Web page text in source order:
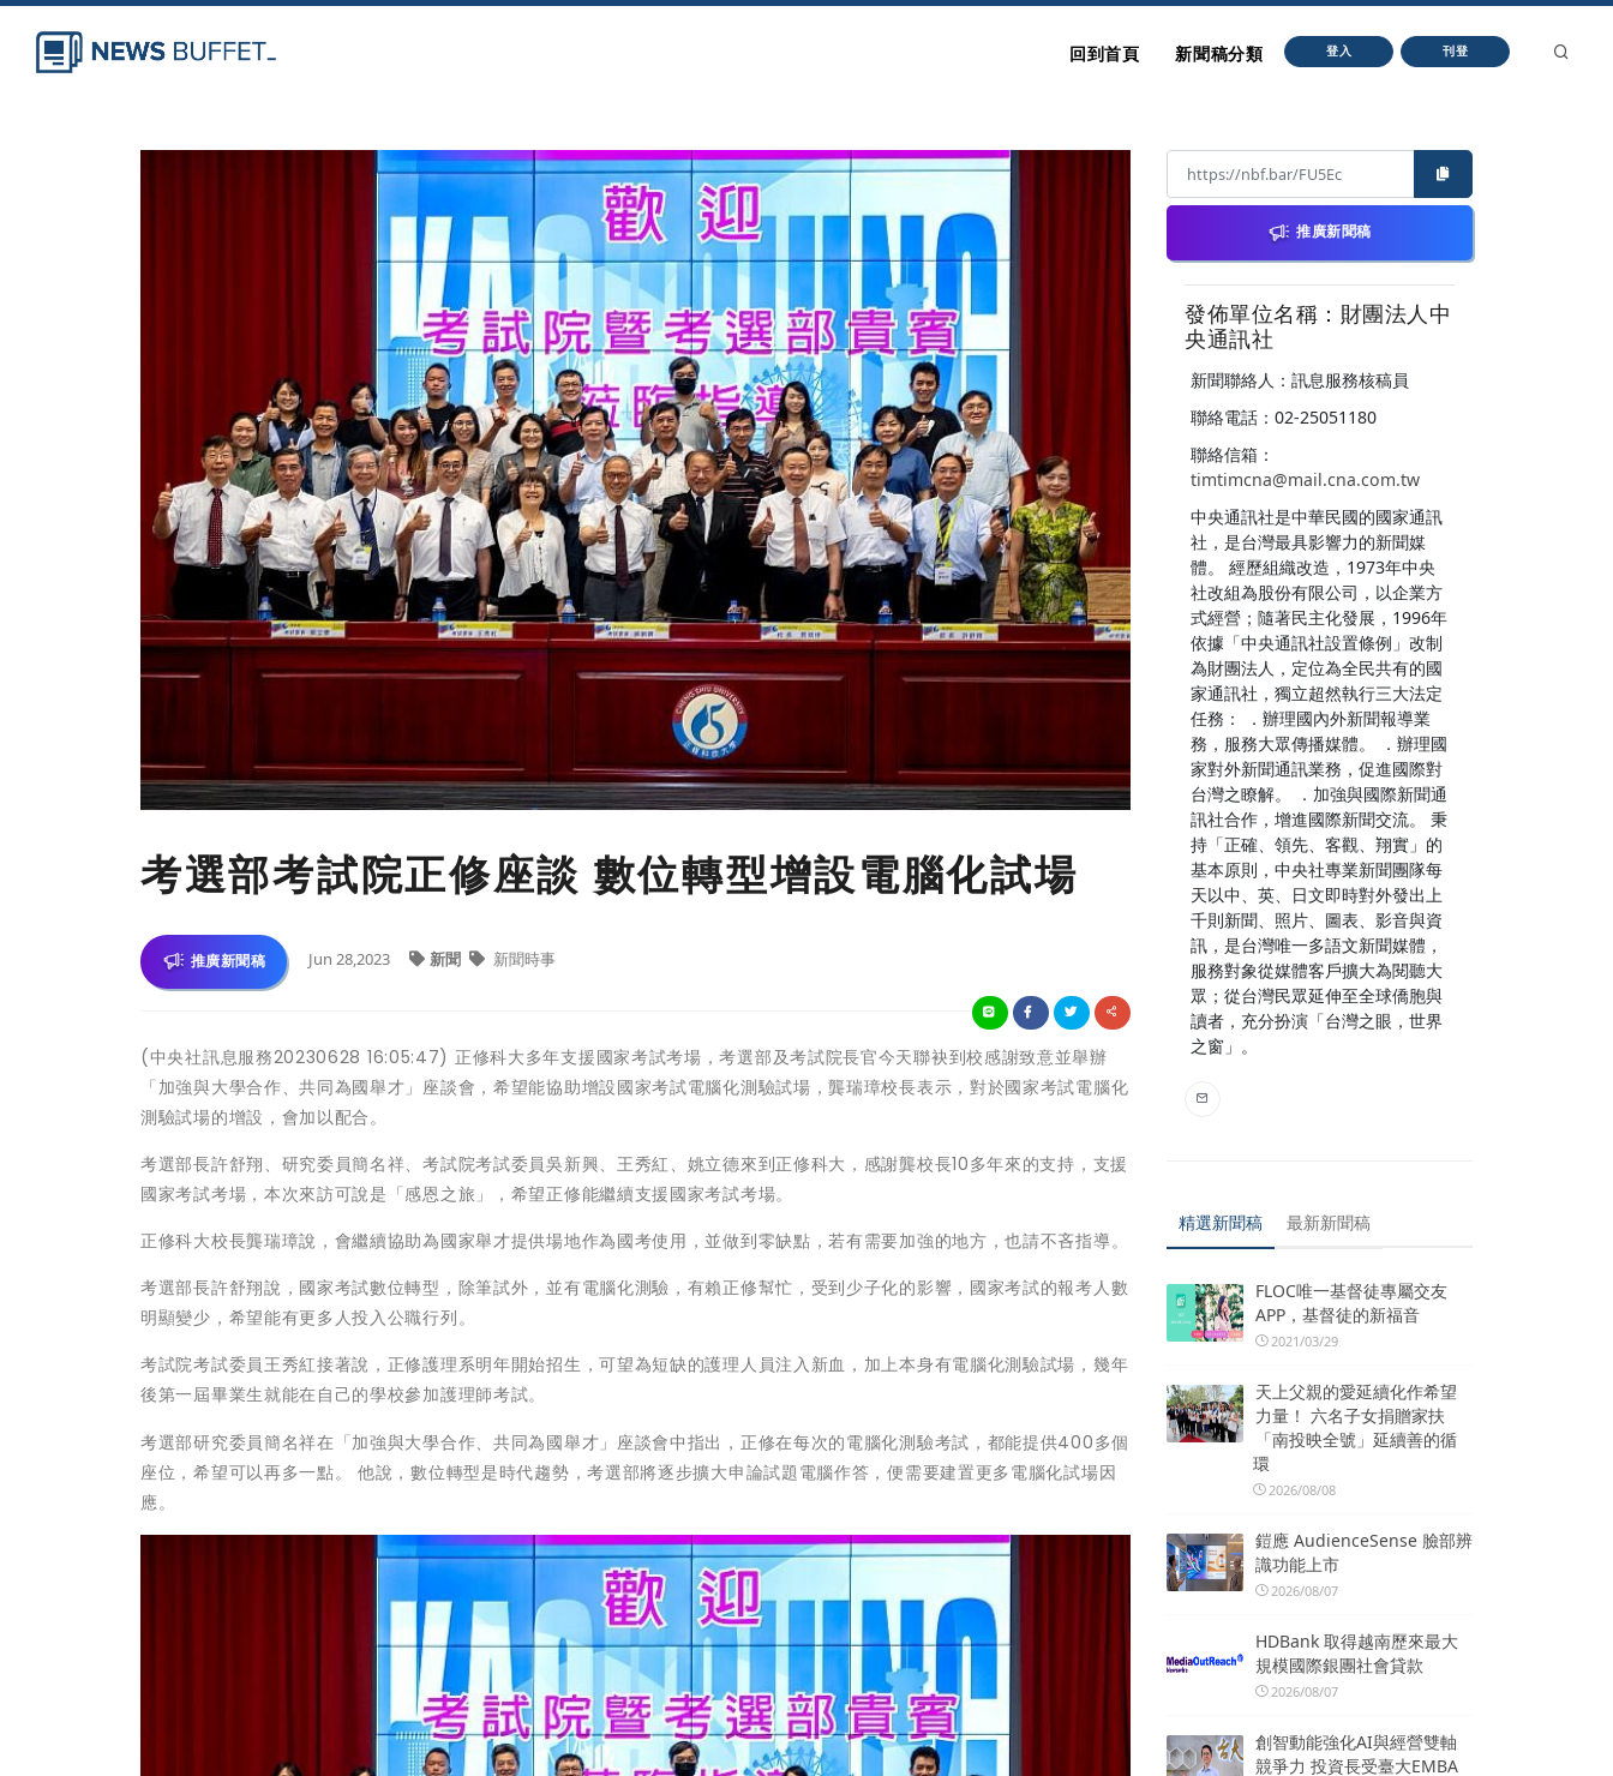
回到首頁 新聞稿分類 登入 刊登
考選部考試院正修座談 數位轉型增設電腦化試場
推廣新聞稿 Jun 28,2023 新聞 新聞時事
(中央社訊息服務20230628 16:05:47) 正修科大多年支援國家考試考場，考選部及考試院長官今天聯袂到校感謝致意並舉辦
「加強與大學合作、共同為國舉才」座談會，希望能協助增設國家考試電腦化測驗試場，龔瑞璋校長表示，對於國家考試電腦化
測驗試場的增設，會加以配合。
考選部長許舒翔、研究委員簡名祥、考試院考試委員吳新興、王秀紅、姚立德來到正修科大，感謝龔校長10多年來的支持，支援
國家考試考場，本次來訪可說是「感恩之旅」，希望正修能繼續支援國家考試考場。
正修科大校長龔瑞璋說，會繼續協助為國家舉才提供場地作為國考使用，並做到零缺點，若有需要加強的地方，也請不吝指導。
考選部長許舒翔說，國家考試數位轉型，除筆試外，並有電腦化測驗，有賴正修幫忙，受到少子化的影響，國家考試的報考人數
明顯變少，希望能有更多人投入公職行列。
考試院考試委員王秀紅接著說，正修護理系明年開始招生，可望為短缺的護理人員注入新血，加上本身有電腦化測驗試場，幾年
後第一屆畢業生就能在自己的學校參加護理師考試。
考選部研究委員簡名祥在「加強與大學合作、共同為國舉才」座談會中指出，正修在每次的電腦化測驗考試，都能提供400多個
座位，希望可以再多一點。 他說，數位轉型是時代趨勢，考選部將逐步擴大申論試題電腦作答，便需要建置更多電腦化試場因
應。
推廣新聞稿
發佈單位名稱：財團法人中
央通訊社
新聞聯絡人：訊息服務核稿員
聯絡電話：02-25051180
聯絡信箱：
timtimcna@mail.cna.com.tw
中央通訊社是中華民國的國家通訊
社，是台灣最具影響力的新聞媒
體。 經歷組織改造，1973年中央
社改組為股份有限公司，以企業方
式經營；隨著民主化發展，1996年
依據「中央通訊社設置條例」改制
為財團法人，定位為全民共有的國
家通訊社，獨立超然執行三大法定
任務： ．辦理國內外新聞報導業
務，服務大眾傳播媒體。 ．辦理國
家對外新聞通訊業務，促進國際對
台灣之瞭解。 ．加強與國際新聞通
訊社合作，增進國際新聞交流。 秉
持「正確、領先、客觀、翔實」的
基本原則，中央社專業新聞團隊每
天以中、英、日文即時對外發出上
千則新聞、照片、圖表、影音與資
訊，是台灣唯一多語文新聞媒體，
服務對象從媒體客戶擴大為閱聽大
眾；從台灣民眾延伸至全球僑胞與
讀者，充分扮演「台灣之眼，世界
之窗」。
精選新聞稿 最新新聞稿
FLOC唯一基督徒專屬交友
APP，基督徒的新福音
2021/03/29
天上父親的愛延續化作希望
力量！ 六名子女捐贈家扶
「南投映全號」延續善的循
環
2026/08/08
鎧應 AudienceSense 臉部辨
識功能上市
2026/08/07
HDBank 取得越南歷來最大
規模國際銀團社會貸款
2026/08/07
創智動能強化AI與經營雙軸
競爭力 投資長受臺大EMBA